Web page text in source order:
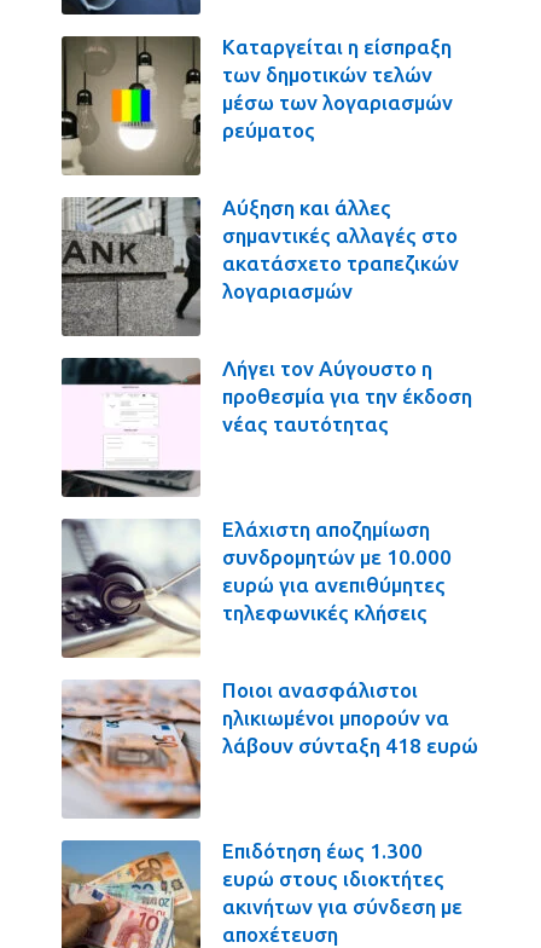
Καταργείται η είσπραξη
των δημοτικών τελών
μέσω των λογαριασμών
ρεύματος
Αύξηση και άλλες
σημαντικές αλλαγές στο
ακατάσχετο τραπεζικών
λογαριασμών
Λήγει τον Αύγουστο η
προθεσμία για την έκδοση
νέας ταυτότητας
Ελάχιστη αποζημίωση
συνδρομητών με 10.000
ευρώ για ανεπιθύμητες
τηλεφωνικές κλήσεις
Ποιοι ανασφάλιστοι
ηλικιωμένοι μπορούν να
λάβουν σύνταξη 418 ευρώ
Επιδότηση έως 1.300
ευρώ στους ιδιοκτήτες
ακινήτων για σύνδεση με
αποχέτευση